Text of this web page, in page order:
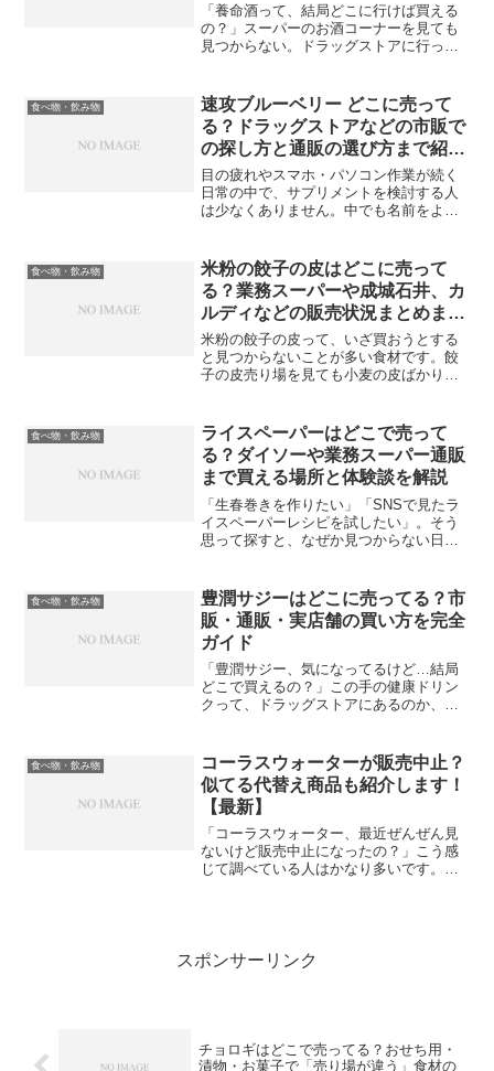
「養命酒って、結局どこに行けば買える
の？」スーパーのお酒コーナーを見ても
見つからない。ドラッグストアに行って
タイプです。そのため、取り扱いが少な
い／店舗や時期で差が出...
食べ物・飲み物
速攻ブルーベリー どこに売って
る？ドラッグストアなどの市販で
の探し方と通販の選び方まで紹介
します
目の疲れやスマホ・パソコン作業が続く
日常の中で、サプリメントを検討する人
は少なくありません。中でも名前をよく
「ドラッグストアで見つからない」「前
はあったのに今日はない」...
食べ物・飲み物
米粉の餃子の皮はどこに売って
る？業務スーパーや成城石井、カ
ルディなどの販売状況まとめまし
た
米粉の餃子の皮って、いざ買おうとする
と見つからないことが多い食材です。餃
子の皮売り場を見ても小麦の皮ばかり。
に売ってるの？」ってなる。でもこれ、
探し方が悪いわけじゃあり...
食べ物・飲み物
ライスペーパーはどこで売って
る？ダイソーや業務スーパー通販
まで買える場所と体験談を解説
「生春巻きを作りたい」「SNSで見たラ
イスペーパーレシピを試したい」。そう
思って探すと、なぜか見つからない日が
温棚」で、しかも店によって場所がズレ
るので迷いやすいだ...
食べ物・飲み物
豊潤サジーはどこに売ってる？市
販・通販・実店舗の買い方を完全
ガイド
「豊潤サジー、気になってるけど…結局
どこで買えるの？」この手の健康ドリン
クって、ドラッグストアにあるのか、ス
える可能性がある場所と、確実に買える
通販ルートを整理して、迷...
食べ物・飲み物
コーラスウォーターが販売中止？
似てる代替え商品も紹介します！
【最新】
「コーラスウォーター、最近ぜんぜん見
ないけど販売中止になったの？」こう感
じて調べている人はかなり多いです。結
スポンサーリンク
チョロギはどこで売ってる？おせち用・
漬物・お菓子で「売り場が違う」食材の